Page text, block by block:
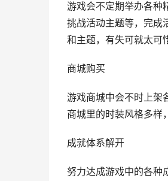
游戏会不定期举办各种
挑战活动主题等，完成
和主题，有失可就太可
商城购买
游戏商城中会不时上架
商城里的时装风格多样
成就体系解开
努力达成游戏中的各种